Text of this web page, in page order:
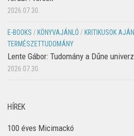
2026.07.30.
E-BOOKS / KÖNYVAJÁNLÓ / KRITIKUSOK
TERMÉSZETTUDOMÁNY
Lente Gábor: Tudomány a Dűne
2026.07.30.
HÍREK
100 éves Micimackó